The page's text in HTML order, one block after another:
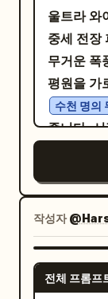
칸은 비워
left
다. 각 캐
리를 1개씩, 총
보: 왼쪽
머리가
늬 넥타이
색 로퍼를
고 있습니
서 소년을
릭터는 약
이션 남고
어처 사무실
물: 정확
두운 정장
머리의 젊
터가 있는
슬한 햄스
어처 모니
은 책상
타이를 매
뒤쪽 책상
패널 구성
울트라 와
중세 전장
무거운 폭
평원을 가
수천 명의
줍니다.
진 밀집
시를 향해
입니다.
방패, 장
사들이 전
을 배치하
작성자
전체 프롬프